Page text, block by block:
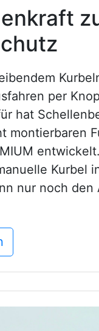
per
hat
montierbaren
Kurbel
nur noch den